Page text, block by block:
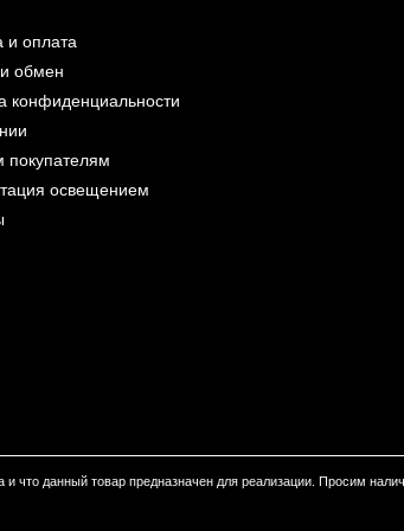
и оплата
и обмен
конфиденциальности
покупателям
освещением
что данный товар предназначен для реализации. Просим